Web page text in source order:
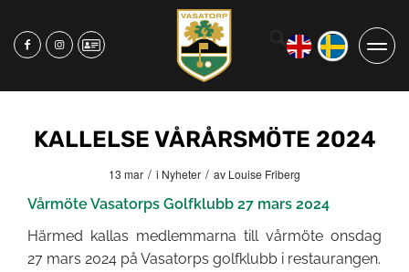
KALLELSE VÅRÅRSMÖTE 2024
13 mar / i Nyheter / av Louise Friberg
Vårmöte Vasatorps Golfklubb 27 mars 2024
Härmed kallas medlemmarna till vårmöte onsdag
27 mars 2024 på Vasatorps golfklubb i restaurangen.